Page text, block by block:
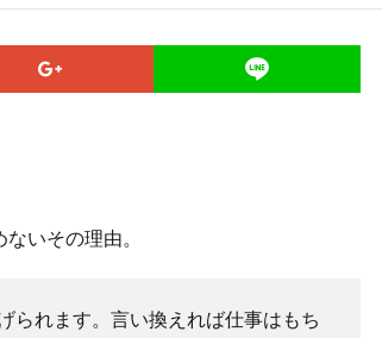
いその理由。
られます。言い換えれば仕事はもち